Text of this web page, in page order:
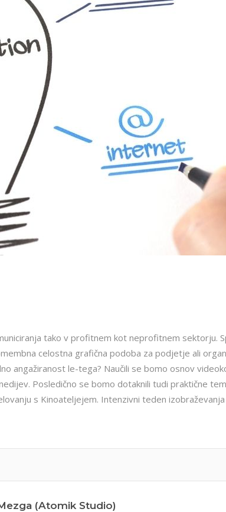
tako v profitnem kot neprofitnem sektorju.
celostna grafična podoba za podjetje ali
angažiranost le-tega? Naučili se bomo osnov
Posledično se bomo dotaknili tudi praktične
s Kinoateljejem. Intenzivni teden
(Atomik Studio)